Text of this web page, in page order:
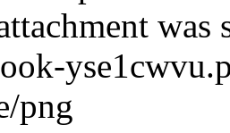
was
png